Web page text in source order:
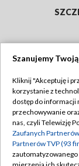
Abonament
Emisja w TVP
Centrum
Szanujemy
Kliknij "Akceptuję i
korzystanie z
dostęp do informacji
przechowywanie
nas, czyli Telewizję
Zaufanych
Partnerów TVP (93